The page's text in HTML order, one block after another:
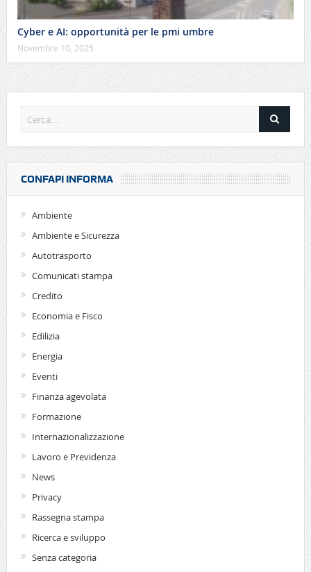
Cyber e AI: opportunità per le pmi umbre
Novembre 10, 2025
CONFAPI INFORMA
Ambiente
Ambiente e Sicurezza
Autotrasporto
Comunicati stampa
Credito
Economia e Fisco
Edilizia
Energia
Eventi
Finanza agevolata
Formazione
Internazionalizzazione
Lavoro e Previdenza
News
Privacy
Rassegna stampa
Ricerca e sviluppo
Senza categoria